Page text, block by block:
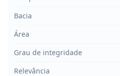
Bacia
Área
Grau de integridade
Relevância